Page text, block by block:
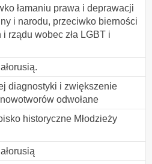
łamaniu prawa i deprawacji
i narodu, przeciwko bierności
rządu wobec zła LGBT i
diagnostyki i zwiększenie
odwołane
historyczne Młodzieży